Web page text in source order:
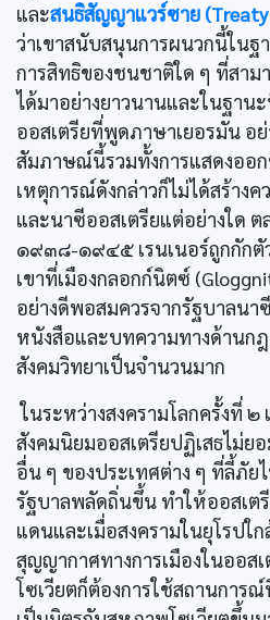
และสนธิสัญญาแวร์ซาย (Treaty
ว่าเขาสนับสนุนการผนวกนี้ในฐ
การสิทธิของชนชาติใด ๆ ที่สาม
ได้มาอย่างยาวนานและในฐาน
ออสเตรียที่พูดภาษาเยอรมัน อย่
สัมภาษณ์นี้รวมทั้งการแสดงออ
เหตุการณ์ดังกล่าวก็ไม่ได้สร้าง
และนาซีออสเตรียแต่อย่างใด ต
๑๙๓๘-๑๙๔๕ เรนเนอร์ถูกกักตั
เขาที่เมืองกลอกก์นิตซ์
อย่างดีพอสมควรจากรัฐบาลนา
หนังสือและบทความทางด้านก
สังคมวิทยาเป็นจำนวนมาก
ในระหว่างสงครามโลกครั้งที่ ๒
สังคมนิยมออสเตรียปฏิเสธไม่ย
อื่น ๆ ของประเทศต่าง ๆ ที่ลี้ภัย
รัฐบาลพลัดถิ่นขึ้น ทำให้ออสเต
แดนและเมื่อสงครามในยุโรปใก
สุญญากาศทางการเมืองในออส
โซเวียตก็ต้องการใช้สถานการ